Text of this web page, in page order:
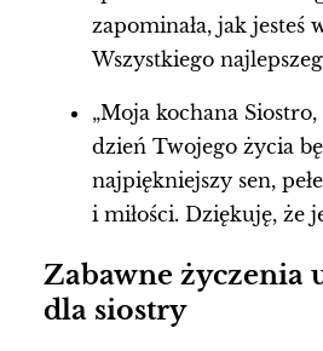
zapominała, jak jesteś
Wszystkiego
„Moja kochana
dzień Twojego życia
najpiękniejszy sen,
i miłości. Dziękuję, że
Zabawne życzenia
dla siostry